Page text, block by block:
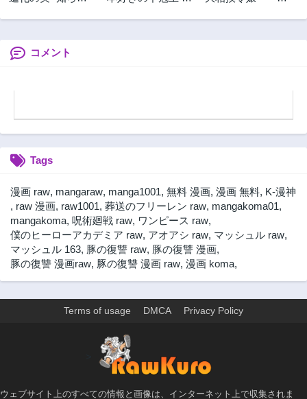
第46.2話 第46.1話
第45.2話
第41話
第39話
3ヶ月前
第38.2話
3ヶ月前
第38.1話
3ヶ月前
第37話
3ヶ月前
第36話 第35話
第33話
3ヶ月前
3ヶ月前
第30話
3ヶ月前
だった前世を思い
コメント
Tags
漫画 raw, mangaraw, manga1001, 無料 漫画, 漫画 無料, K-漫神
, raw 漫画, raw1001, 葬送のフリーレン raw, mangakoma01,
mangakoma, 呪術廻戦 raw, ワンピース raw,
僕のヒーローアカデミア raw, アオアシ raw, マッシュル raw,
マッシュル 163, 豚の復讐 raw, 豚の復讐 漫画,
豚の復讐 漫画raw, 豚の復讐 漫画 raw, 漫画 koma,
Terms of usage DMCA Privacy Policy
ウェブサイト上のすべての情報と画像は、インターネット上で収集されま